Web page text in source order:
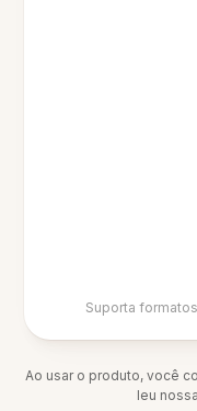
Suporta
Ao usar o produto, você
leu nossa